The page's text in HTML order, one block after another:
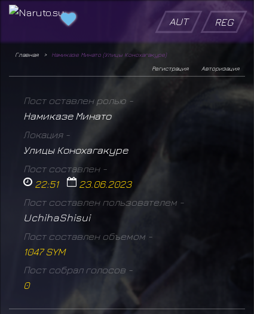
AUT REG
Главная
Намиказе Минато (Улицы Конохагакуре)
Авторизация
Регистрация
Пост оставлен ролью -
Намиказе Минато
Локация -
Улицы Конохагакуре
Пост составлен -
22:51 23.06.2023
Пост составлен пользователем -
UchihaShisui
Пост составлен объемом -
1047 SYM
Пост собрал голосов -
0